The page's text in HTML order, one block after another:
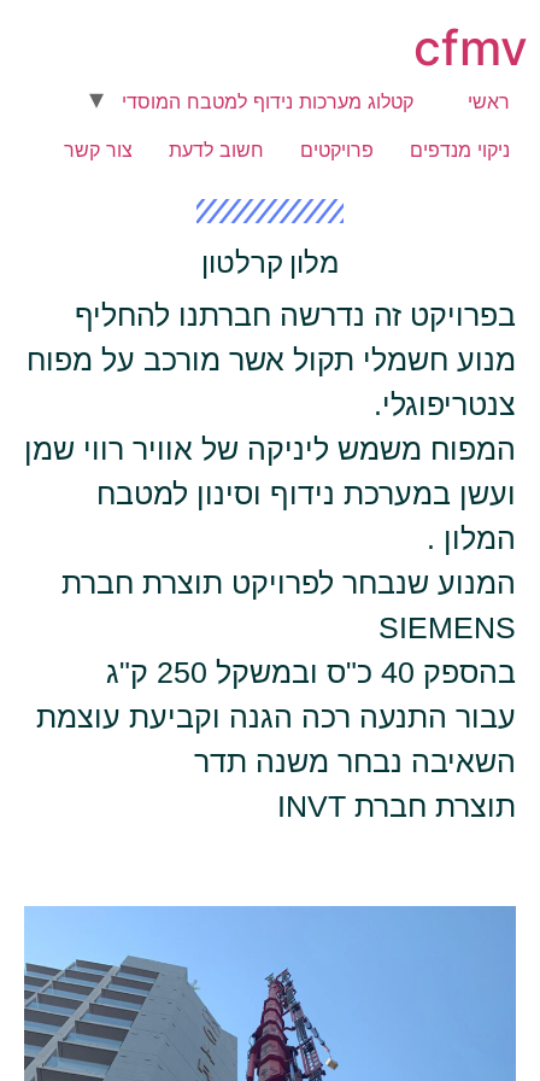
cfmv
ראשי
קטלוג מערכות נידוף למטבח המוסדי
ניקוי מנדפים
פרויקטים חשוב לדעת צור קשר
מלון קרלטון
בפרויקט זה נדרשה חברתנו להחליף
מנוע חשמלי תקול אשר מורכב על מפוח
צנטריפוגלי.
המפוח משמש ליניקה של אוויר רווי שמן
ועשן במערכת נידוף וסינון למטבח
המלון .
המנוע שנבחר לפרויקט תוצרת חברת
SIEMENS
בהספק 40 כ"ס ובמשקל 250 ק"ג
עבור התנעה רכה הגנה וקביעת עוצמת
השאיבה נבחר משנה תדר
תוצרת חברת INVT